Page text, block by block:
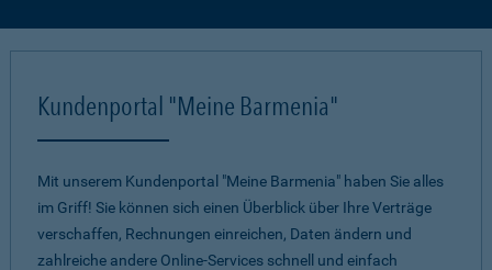
Kundenportal "Meine Barmenia"
Mit unserem Kundenportal "Meine Barmenia" haben Sie alles
im Griff! Sie können sich einen Überblick über Ihre Verträge
verschaffen, Rechnungen einreichen, Daten ändern und
zahlreiche andere Online-Services schnell und einfach